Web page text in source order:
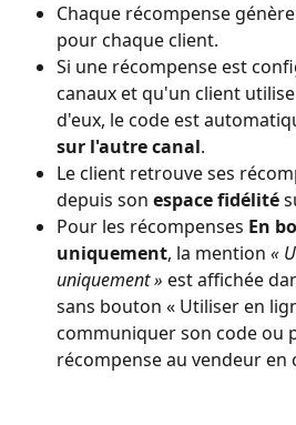
Chaque récompense
pour chaque client.
Si une récompense est
canaux et qu'un client
d'eux, le code est
sur l'autre canal.
Le client retrouve ses
depuis son espace fidélité
Pour les récompenses En
uniquement, la mention «
uniquement » est affichée
sans bouton « Utiliser en
communiquer son code ou
récompense au vendeur en